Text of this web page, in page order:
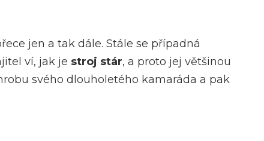
jen a tak dále. Stále se případná
ví, jak je stroj stár, a proto jej většinou
svého dlouholetého kamaráda a pak